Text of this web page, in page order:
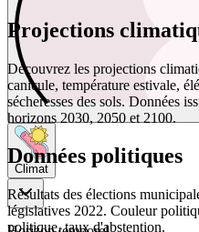
Climat
Projections
Découvrez les projections
canicule, température estivale,
sécheresses des sols. Données
horizons 2030, 2050 et 2100.
Données politiques
Résultats des élections
législatives 2022. Couleur
politique, taux d'abstention.